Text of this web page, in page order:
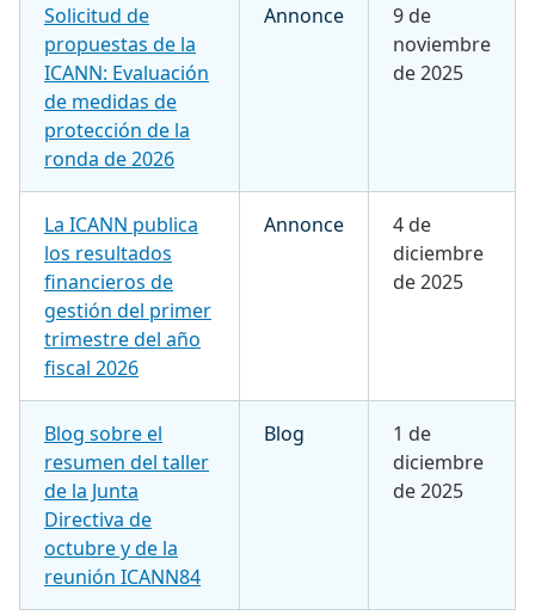
Solicitud de
propuestas de la
ICANN: Evaluación
de medidas de
protección de la
ronda de 2026
Annonce
9 de
noviembre
de 2025
La ICANN publica
los resultados
financieros de
gestión del primer
trimestre del año
fiscal 2026
Annonce
4 de
diciembre
de 2025
Blog sobre el
resumen del taller
de la Junta
Directiva de
octubre y de la
reunión ICANN84
Blog
1 de
diciembre
de 2025